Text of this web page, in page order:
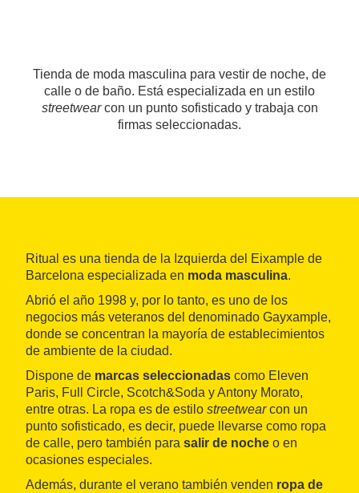
Tienda de moda masculina para vestir de noche, de
calle o de baño. Está especializada en un estilo
streetwearcon un punto sofisticado y trabaja con
firmas seleccionadas.
Ritual es una tienda de la Izquierda del Eixample de
Barcelona especializada en moda masculina.
Abrió el año 1998 y, por lo tanto, es uno de los
negocios más veteranos del denominado Gayxample,
donde se concentran la mayoría de establecimientos
de ambiente de la ciudad.
Dispone de marcas seleccionadas como Eleven
Paris, Full Circle, Scotch&Soda y Antony Morato,
entre otras. La ropa es de estilo streetwearcon un
punto sofisticado, es decir, puede llevarse como ropa
de calle, pero también para salir de noche o en
ocasiones especiales.
Además, durante el verano también venden ropa de